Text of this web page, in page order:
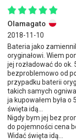
Olamagato
2018-11-10
Bateria jako
oryginałowi. Wiem
jej rozładować do ok.
bezproblemowo od
przypadku baterii
takich samych
ja kupowałem była o
święta idą...
Nigdy bym jej bez
do pojemności cena
Widać święta idą...